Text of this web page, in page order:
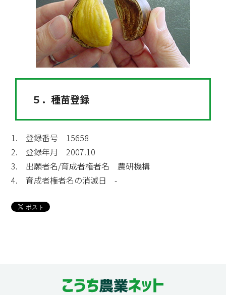
５．種苗登録
1. 登録番号 15658
2. 登録年月 2007.10
3. 出願者名/育成者権者名 農研機構
4. 育成者権者名の消滅日 -